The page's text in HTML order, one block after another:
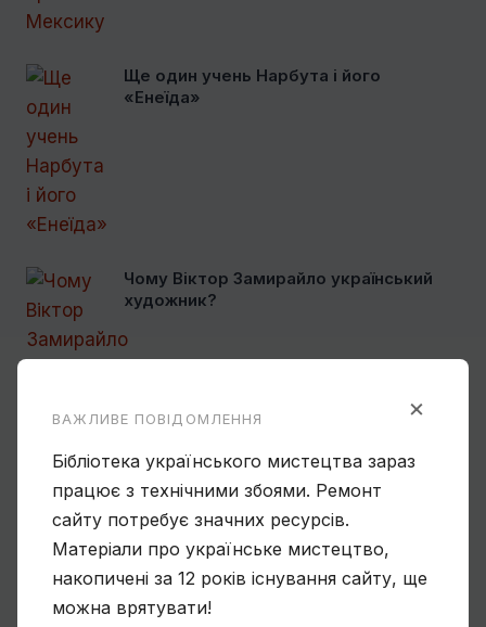
Ще один учень Нарбута і його
«Енеїда»
Чому Віктор Замирайло український
художник?
Спогади Марії Котляревської про
Михайла Сапожникова
×
ВАЖЛИВЕ ПОВІДОМЛЕННЯ
Бібліотека українського мистецтва зараз
працює з технічними збоями. Ремонт
сайту потребує значних ресурсів.
Матеріали про українське мистецтво,
накопичені за 12 років існування сайту, ще
можна врятувати!